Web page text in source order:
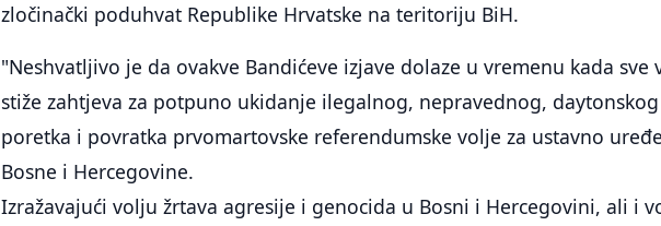
zločinački poduhvat Republike Hrvatske na teritoriju BiH.
"Neshvatljivo je da ovakve Bandićeve izjave dolaze u vremenu kada sve
stiže zahtjeva za potpuno ukidanje ilegalnog, nepravednog, daytonskog
poretka i povratka prvomartovske referendumske volje za ustavno
Bosne i Hercegovine.
Izražavajući volju žrtava agresije i genocida u Bosni i Hercegovini, ali i